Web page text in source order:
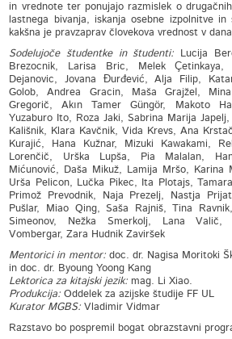
in vrednote ter ponujajo razmislek o
lastnega bivanja, iskanja osebne izpolnitve
kakšna je pravzaprav človekova vrednost v
Sodelujoče študentke in študenti:
Lucija
Brezocnik, Larisa Bric, Melek Çetinkaya,
Dejanovic, Jovana Đurđević, Alja Filip,
Golob, Andrea Gracin, Maša Grajžel,
Gregorič, Akın Tamer Güngör, Makoto
Yuzaburo Ito, Roza Jaki, Sabrina Marija
Kališnik, Klara Kavčnik, Vida Krevs, Ana
Kurajić, Hana Kužnar, Mizuki Kawakami,
Lorenčič, Urška Lupša, Pia Malalan,
Mićunović, Daša Mikuž, Lamija Mršo, Karina
Urša Pelicon, Lučka Pikec, Ita Plotajs,
Primož Prevodnik, Naja Prezelj, Nastja
Pušlar, Miao Qing, Saša Rajniš, Tina
Simeonov, Nežka Smerkolj, Lana
Vombergar, Zara Hudnik Zaviršek
Mentorici in mentor:doc. dr. Nagisa Moritoki
in doc. dr. Byoung Yoong Kang
Lektorica za kitajski jezik: mag. Li Xiao.
Produkcija:Oddelek za azijske študije FF UL
Kurator MGBS: Vladimir Vidmar
Razstavo bo pospremil bogat obrazstavni